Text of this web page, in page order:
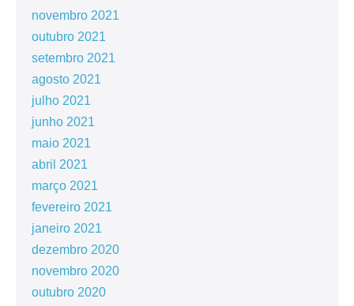
novembro 2021
outubro 2021
setembro 2021
agosto 2021
julho 2021
junho 2021
maio 2021
abril 2021
março 2021
fevereiro 2021
janeiro 2021
dezembro 2020
novembro 2020
outubro 2020